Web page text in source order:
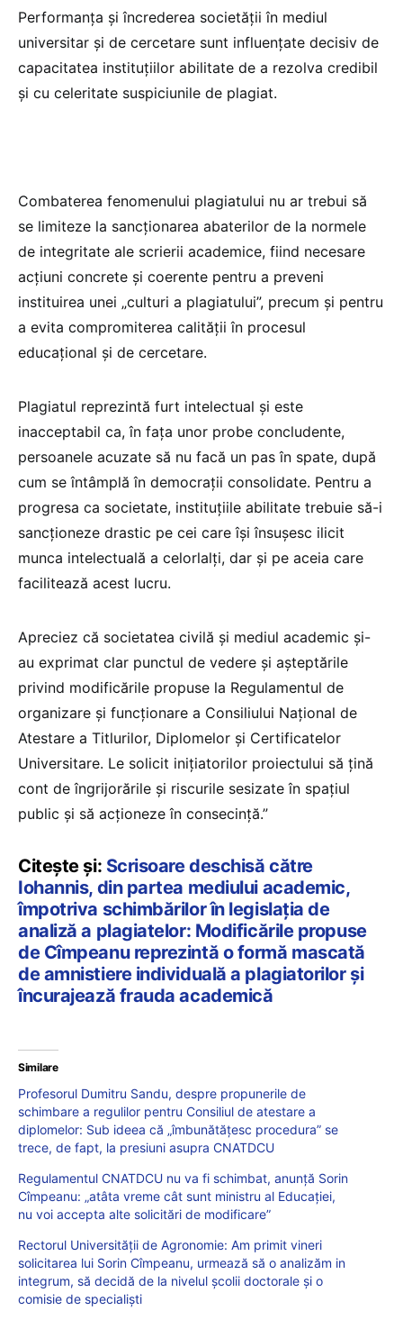
Performanța și încrederea societății în mediul
universitar și de cercetare sunt influențate decisiv de
capacitatea instituțiilor abilitate de a rezolva credibil
și cu celeritate suspiciunile de plagiat.
Combaterea fenomenului plagiatului nu ar trebui să
se limiteze la sancționarea abaterilor de la normele
de integritate ale scrierii academice, fiind necesare
acțiuni concrete și coerente pentru a preveni
instituirea unei „culturi a plagiatului”, precum și pentru
a evita compromiterea calității în procesul
educațional și de cercetare.
Plagiatul reprezintă furt intelectual și este
inacceptabil ca, în fața unor probe concludente,
persoanele acuzate să nu facă un pas în spate, după
cum se întâmplă în democrații consolidate. Pentru a
progresa ca societate, instituțiile abilitate trebuie să-i
sancționeze drastic pe cei care își însușesc ilicit
munca intelectuală a celorlalți, dar și pe aceia care
facilitează acest lucru.
Apreciez că societatea civilă și mediul academic și-
au exprimat clar punctul de vedere și așteptările
privind modificările propuse la Regulamentul de
organizare și funcționare a Consiliului Național de
Atestare a Titlurilor, Diplomelor și Certificatelor
Universitare. Le solicit inițiatorilor proiectului să țină
cont de îngrijorările și riscurile sesizate în spațiul
public și să acționeze în consecință.”
Citește și: Scrisoare deschisă către
Iohannis, din partea mediului academic,
împotriva schimbărilor în legislația de
analiză a plagiatelor: Modificările propuse
de Cîmpeanu reprezintă o formă mascată
de amnistiere individuală a plagiatorilor și
încurajează frauda academică
Similare
Profesorul Dumitru Sandu, despre propunerile de
schimbare a regulilor pentru Consiliul de atestare a
diplomelor: Sub ideea că „îmbunătățesc procedura” se
trece, de fapt, la presiuni asupra CNATDCU
Regulamentul CNATDCU nu va fi schimbat, anunță Sorin
Cîmpeanu: „atâta vreme cât sunt ministru al Educației,
nu voi accepta alte solicitări de modificare”
Rectorul Universității de Agronomie: Am primit vineri
solicitarea lui Sorin Cîmpeanu, urmează să o analizăm in
integrum, să decidă de la nivelul școlii doctorale și o
comisie de specialiști